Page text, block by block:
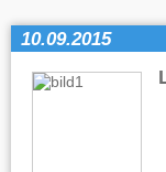
10.09.2015